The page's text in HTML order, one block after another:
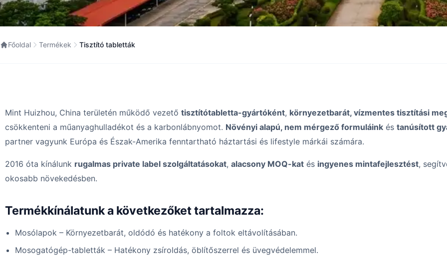
Főoldal Termékek Tisztító tabletták
Mint Huizhou, China területén működő vezető tisztítótabletta-gyártóként, környezetbarát, vízmentes tisztítási
csökkenteni a műanyaghulladékot és a karbonlábnyomot. Növényi alapú, nem mérgező formuláink és tanúsított
partner vagyunk Európa és Észak-Amerika fenntartható háztartási és lifestyle márkái számára.
2016 óta kínálunk rugalmas private label szolgáltatásokat, alacsony MOQ-kat és ingyenes mintafejlesztést,
okosabb növekedésben.
Termékkínálatunk a következőket tartalmazza:
Mosólapok – Környezetbarát, oldódó és hatékony a foltok eltávolításában.
Mosogatógép-tabletták – Hatékony zsíroldás, öblítőszerrel és üvegvédelemmel.